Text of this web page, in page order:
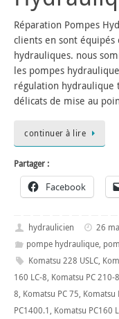
Réparation Pompes
clients en sont
hydrauliques. nous
les pompes
régulation hydraulique
délicats de mise au
continuer à lire
Partager :
Facebook
hydraulicien
26
pompe hydraulique,
Komatsu 228 USLC,
160 LC-8, Komatsu PC 210-8
8, Komatsu PC 75, Komatsu
PC1400.1, Komatsu PC160